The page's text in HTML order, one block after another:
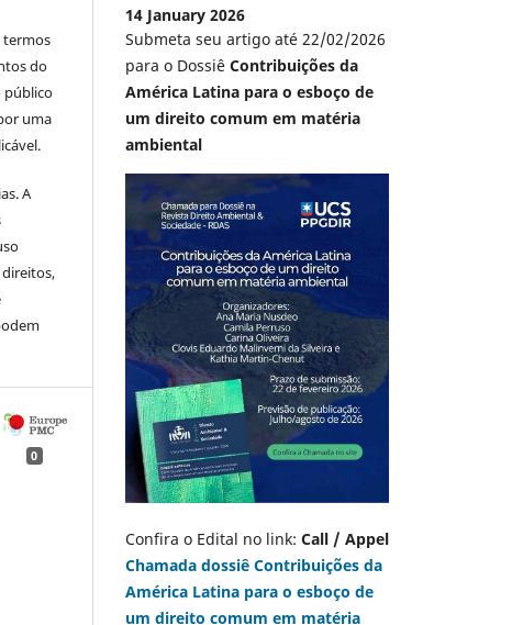
termos
do
público
uma
A
0
14 January 2026
Submeta seu artigo até 22/02/2026
para o Dossiê Contribuições da
América Latina para o esboço de
um direito comum em matéria
ambiental
Confira o Edital no link: Call / Appel
Chamada dossiê Contribuições da
América Latina para o esboço de
um direito comum em matéria